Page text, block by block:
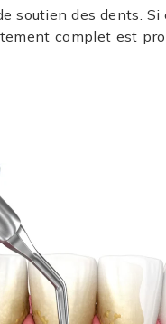
soutien des dents.
complet est